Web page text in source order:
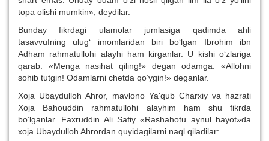
topa olishi mumkin», deydilar.
Bunday fikrdagi ulamolar jumlasiga qadimda ahli
tasavvufning ulug‘ imomlaridan biri bo‘lgan Ibrohim ibn
Adham rahmatullohi alayhi ham kirganlar. U kishi o‘zlariga
qarab: «Menga nasihat qiling!» degan odamga: «Allohni
sohib tutgin! Odamlarni chetda qo‘ygin!» deganlar.
Xoja Ubaydulloh Ahror, mavlono Ya'qub Charxiy va hazrati
Xoja Bahouddin rahmatullohi alayhim ham shu fikrda
bo‘lganlar. Faxruddin Ali Safiy «Rashahotu aynul hayot»da
xoja Ubaydulloh Ahrordan quyidagilarni naql qiladilar: